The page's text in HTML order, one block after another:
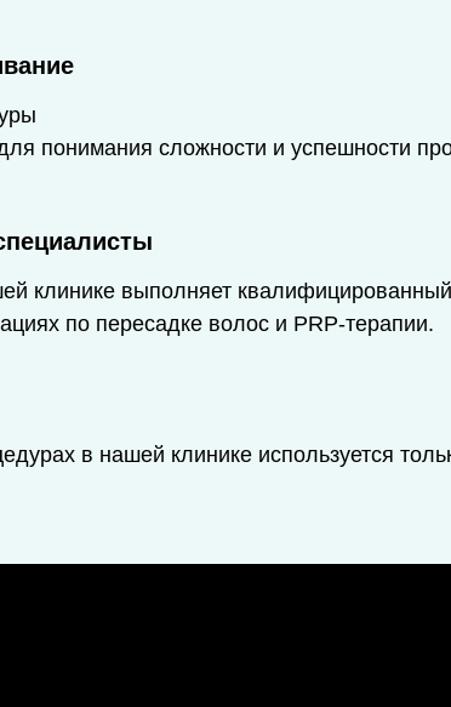
понимания сложности и успешности
клинике выполняет
по пересадке волос и PRP-терапии.
в нашей клинике используется